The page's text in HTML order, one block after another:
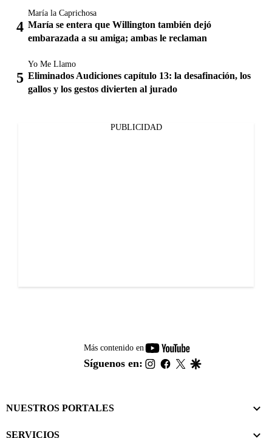
María la Caprichosa
María se entera que Willington también dejó
embarazada a su amiga; ambas le reclaman
Yo Me Llamo
Eliminados Audiciones capítulo 13: la desafinación, los
gallos y los gestos divierten al jurado
PUBLICIDAD
Más contenido en
youtube-
footer
Síguenos en: instagram
facebook
twitter
NUESTROS PORTALES
SERVICIOS